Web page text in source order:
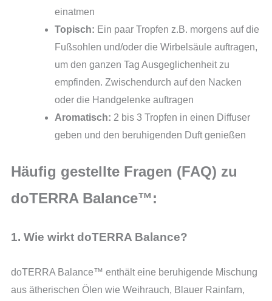
einatmen
Topisch: Ein paar Tropfen z.B. morgens auf die
Fußsohlen und/oder die Wirbelsäule auftragen,
um den ganzen Tag Ausgeglichenheit zu
empfinden. Zwischendurch auf den Nacken
oder die Handgelenke auftragen
Aromatisch: 2 bis 3 Tropfen in einen Diffuser
geben und den beruhigenden Duft genießen
Häufig gestellte Fragen (FAQ) zu
doTERRA Balance™:
1. Wie wirkt doTERRA Balance?
doTERRA Balance™ enthält eine beruhigende Mischung
aus ätherischen Ölen wie Weihrauch, Blauer Rainfarn,